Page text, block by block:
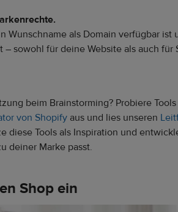
Wunschname als Domain verfügbar ist
– sowohl für deine Website als auch für
beim Brainstorming? Probiere
von Shopify aus und lies unseren
diese Tools als Inspiration und
deiner Marke passt.
Shop ein